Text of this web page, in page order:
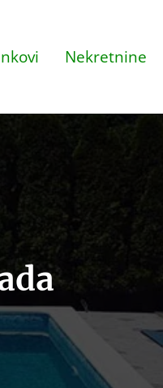
Nekretnine